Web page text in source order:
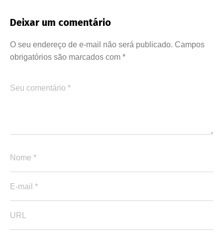
Deixar um comentário
O seu endereço de e-mail não será publicado. Campos
obrigatórios são marcados com *